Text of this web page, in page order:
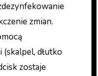
zmian.
dłutko
zostaje